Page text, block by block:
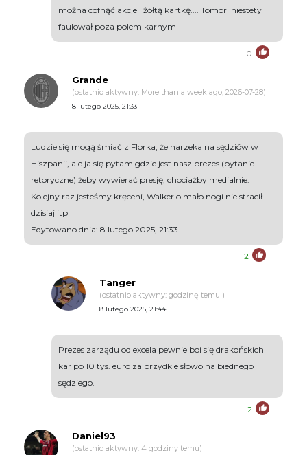
można cofnąć akcje i żółtą kartkę.... Tomori niestety
faulował poza polem karnym
0
Grande
(ostatnio aktywny: More than a week ago, 2026-07-28)
8 lutego 2025, 21:33
Ludzie się mogą śmiać z Florka, że narzeka na sędziów w
Hiszpanii, ale ja się pytam gdzie jest nasz prezes (pytanie
retoryczne) żeby wywierać presję, chociażby medialnie.
Kolejny raz jesteśmy kręceni, Walker o mało nogi nie stracił
dzisiaj itp
Edytowano dnia: 8 lutego 2025, 21:33
2
Tanger
(ostatnio aktywny: godzinę temu )
8 lutego 2025, 21:44
Prezes zarządu od excela pewnie boi się drakońskich
kar po 10 tys. euro za brzydkie słowo na biednego
sędziego.
2
Daniel93
(ostatnio aktywny: 4 godziny temu)